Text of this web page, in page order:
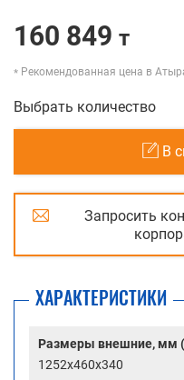
160 849 т
Рекомендованная цена в
Выбрать количество
В
Запросить
ХАРАКТЕРИСТИКИ
Размеры внешние, мм
1252x460x340